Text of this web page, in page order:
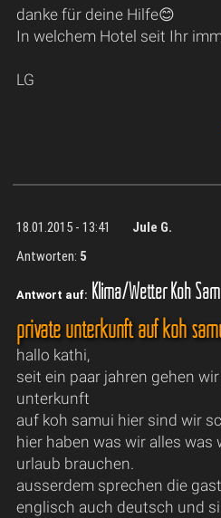
danke für deine Hilfe😊
In welchem Hotel seit Ihr
LG
18.01.2015 - 13:41 Jule G.
Antworten: 5
Antwort auf: Klima/Wetter Koh
private unterkunft auf koh
hallo kathi,
seit ein paar jahren gehen
unterkunft
auf koh samui hier sind wir
hier haben was wir alles was
urlaub brauchen.
ausserdem sprechen die
englisch auch deutsch und